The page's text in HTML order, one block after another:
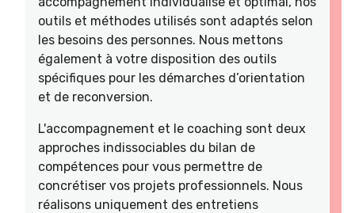
outils et méthodes utilisés sont adaptés selon
les besoins des personnes. Nous mettons
également à votre disposition des outils
spécifiques pour les démarches d’orientation
et de reconversion.
L'accompagnement et le coaching sont deux
approches indissociables du bilan de
compétences pour vous permettre de
concrétiser vos projets professionnels. Nous
réalisons uniquement des entretiens